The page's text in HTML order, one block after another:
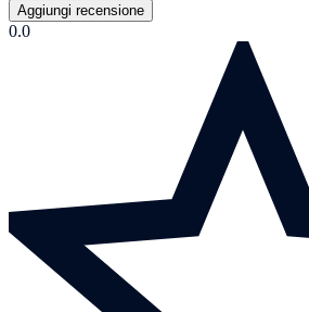
Aggiungi recensione
0.0